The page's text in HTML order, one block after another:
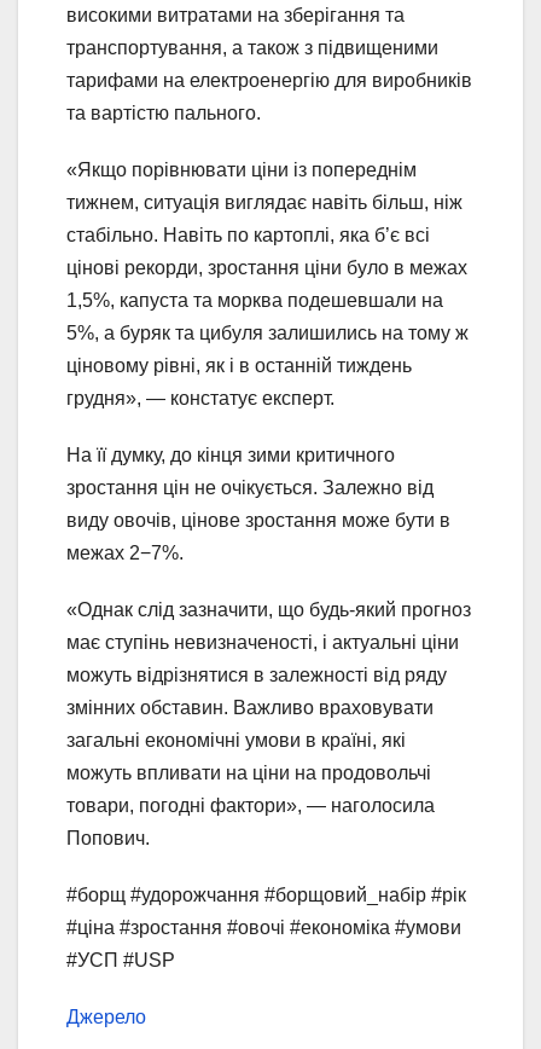
високими витратами на зберігання та
транспортування, а також з підвищеними
тарифами на електроенергію для виробників
та вартістю пального.
«Якщо порівнювати ціни із попереднім
тижнем, ситуація виглядає навіть більш, ніж
стабільно. Навіть по картоплі, яка б’є всі
цінові рекорди, зростання ціни було в межах
1,5%, капуста та морква подешевшали на
5%, а буряк та цибуля залишились на тому ж
ціновому рівні, як і в останній тиждень
грудня», — констатує експерт.
На її думку, до кінця зими критичного
зростання цін не очікується. Залежно від
виду овочів, цінове зростання може бути в
межах 2−7%.
«Однак слід зазначити, що будь-який прогноз
має ступінь невизначеності, і актуальні ціни
можуть відрізнятися в залежності від ряду
змінних обставин. Важливо враховувати
загальні економічні умови в країні, які
можуть впливати на ціни на продовольчі
товари, погодні фактори», — наголосила
Попович.
#борщ #удорожчання #борщовий_набір #рік
#ціна #зростання #овочі #економіка #умови
#УСП #USP
Джерело